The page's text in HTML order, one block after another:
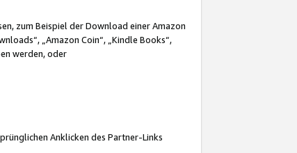
zum Beispiel der Download einer Amazon
„Amazon Coin“, „Kindle Books“,
werden, oder
Anklicken des Partner-Links